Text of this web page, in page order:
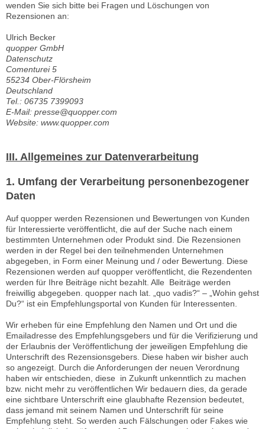
wenden Sie sich bitte bei Fragen und Löschungen von
Rezensionen an:
Ulrich Becker
quopper GmbH
Datenschutz
Comenturei 5
55234 Ober-Flörsheim
Deutschland
Tel.: 06735 7399093
E-Mail: presse@quopper.com
Website: www.quopper.com
III. Allgemeines zur Datenverarbeitung
1. Umfang der Verarbeitung personenbezogener
Daten
Auf quopper werden Rezensionen und Bewertungen von Kunden
für Interessierte veröffentlicht, die auf der Suche nach einem
bestimmten Unternehmen oder Produkt sind. Die Rezensionen
werden in der Regel bei den teilnehmenden Unternehmen
abgegeben, in Form einer Meinung und / oder Bewertung. Diese
Rezensionen werden auf quopper veröffentlicht, die Rezendenten
werden für Ihre Beiträge nicht bezahlt. Alle Beiträge werden
freiwillig abgegeben. quopper nach lat. „quo vadis?“ – „Wohin gehst
Du?“ ist ein Empfehlungsportal von Kunden für Interessenten.
Wir erheben für eine Empfehlung den Namen und Ort und die
Emailadresse des Empfehlungsgebers und für die Verifizierung und
der Erlaubnis der Veröffentlichung der jeweiligen Empfehlung die
Unterschrift des Rezensionsgebers. Diese haben wir bisher auch
so angezeigt. Durch die Anforderungen der neuen Verordnung
haben wir entschieden, diese in Zukunft unkenntlich zu machen
bzw. nicht mehr zu veröffentlichen Wir bedauern dies, da gerade
eine sichtbare Unterschrift eine glaubhafte Rezension bedeutet,
dass jemand mit seinem Namen und Unterschrift für seine
Empfehlung steht. So werden auch Fälschungen oder Fakes wie